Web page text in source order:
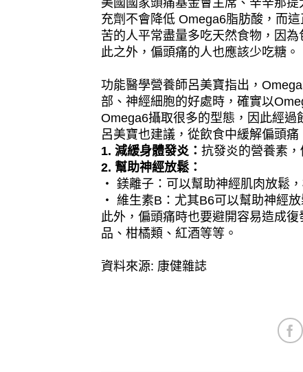
美國國家頭痛基金會主席、辛辛那
充劑不會降低 Omega6脂肪酸，而
苦的人平常盡量多吃天然食物，因
此之外，偏頭痛的人也應該少吃糖。
功能醫學營養師呂美寶指出，
部、神經細胞的好處時，確實以
Omega6攝取很多的型態，因此經過
呂美寶也建議，從飲食中緩解偏頭痛
1. 減緩身體發炎： 抗發炎的營養素，
2. 幫助神經放鬆：
‧ 鎂離子：可以幫助神經肌肉放鬆
‧ 維生素B：尤其B6可以幫助神經
此外，偏頭痛時也要避開容易造成
品、柑橘類、紅酒等等。
資料來源: 康健雜誌